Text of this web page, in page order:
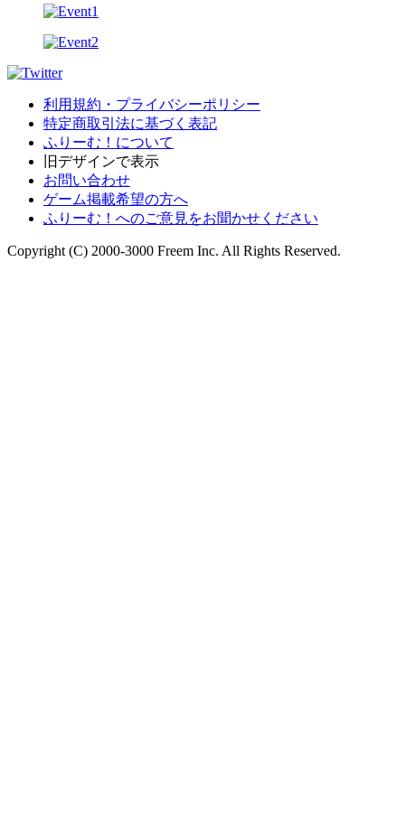
利用規約・プライバシーポリシー
特定商取引法に基づく表記
ふりーむ！について
旧デザインで表示
お問い合わせ
ゲーム掲載希望の方へ
ふりーむ！へのご意見をお聞かせください
Copyright (C) 2000-3000 Freem Inc. All Rights Reserved.